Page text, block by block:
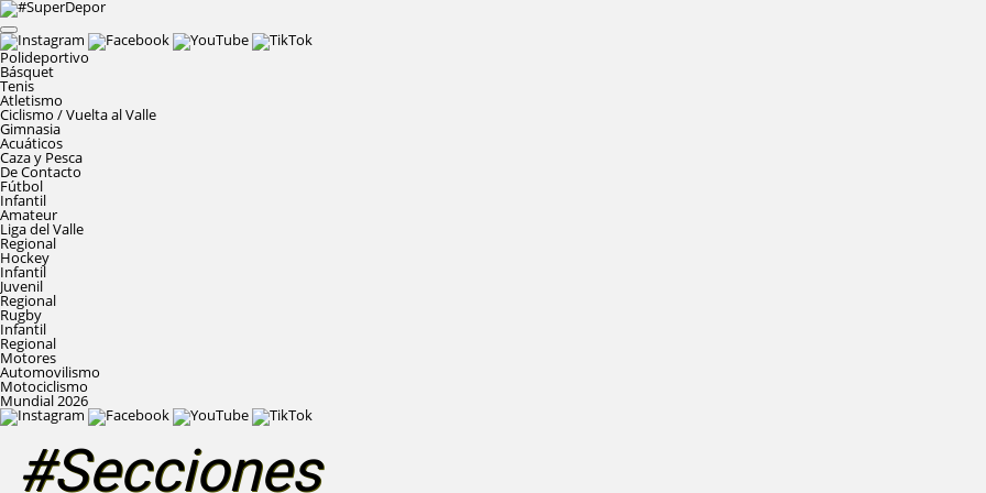
Polideportivo
Básquet
Tenis
Atletismo
Ciclismo / Vuelta al Valle
Gimnasia
Acuáticos
Caza y Pesca
De Contacto
Fútbol
Infantil
Amateur
Liga del Valle
Regional
Hockey
Infantil
Juvenil
Regional
Rugby
Infantil
Regional
Motores
Automovilismo
Motociclismo
Mundial 2026
#Secciones